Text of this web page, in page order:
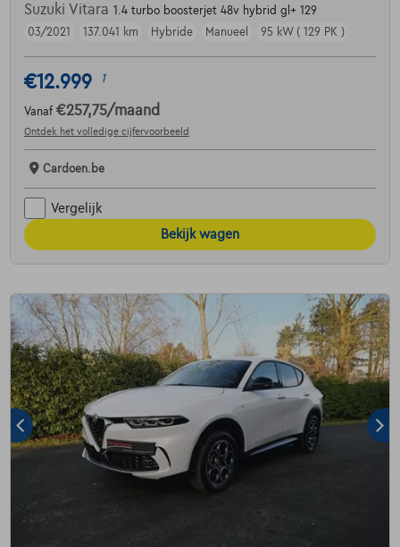
Suzuki Vitara 1.4 turbo boosterjet 48v hybrid gl+ 129
03/2021
137.041 km Hybride Manueel 95 kW ( 129 PK )
€12.999 1
Vanaf €257,75/maand
Ontdek het volledige cijfervoorbeeld
Cardoen.be
Vergelijk
Bekijk wagen